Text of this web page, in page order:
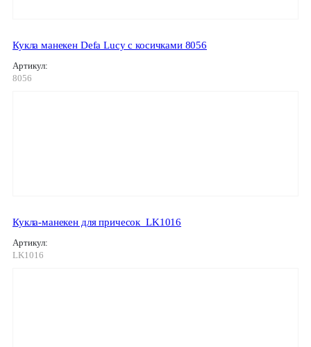
Кукла манекен Defa Lucy с косичками 8056
Артикул:
8056
Кукла-манекен для причесок_LK1016
Артикул:
LK1016